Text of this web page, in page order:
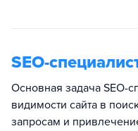
SEO-
Основная задача SEO-
видимости сайта в
запросам и